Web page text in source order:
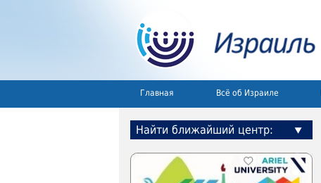
Главная Всё об Израиле
Найти ближайший центр: